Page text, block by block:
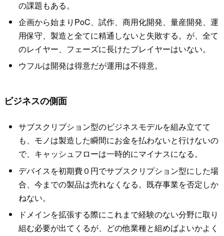
の課題もある。
企画から始まりPoC、試作、商用化開発、量産開発、運
用保守、製造と全てに精通しないと失敗する。が、全て
のレイヤー、フェーズに長けたプレイヤーはいない。
ウフルは開発は得意だが運用は不得意。
ビジネスの側面
サブスクリプション型のビジネスモデルを組み立てて
も、モノは製造した瞬間にお金を払わないと行けないの
で、キャッシュフローは一時的にマイナスになる。
デバイスを初期費０円でサブスクリプション型にした場
合、今までの製品は売れなくなる。既存事業を否定しか
ねない。
ドメインを拡張する際にこれまで経験のない分野に取り
組む必要が出てくるが、どの他業種と組めばよいかよく